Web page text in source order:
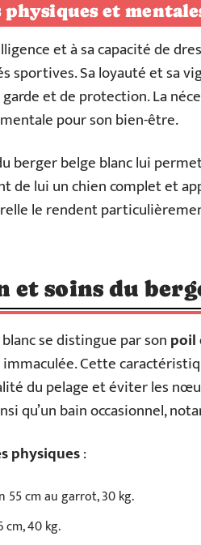
et
et à sa capacité de
sportives. Sa loyauté et sa
et de protection. La
pour son bien-être.
berger belge blanc lui
de lui un chien complet et
le rendent
et soins du
se distingue par sonpoil
immaculée. Cette
du pelage et éviter les
qu’un bain occasionnel,
physiques:
55 cm au garrot, 30 kg.
cm, 40 kg.